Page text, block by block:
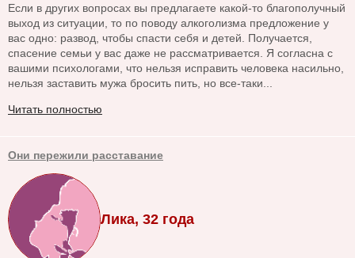
Если в других вопросах вы предлагаете какой-то благополучный
выход из ситуации, то по поводу алкоголизма предложение у
вас одно: развод, чтобы спасти себя и детей. Получается,
спасение семьи у вас даже не рассматривается. Я согласна с
вашими психологами, что нельзя исправить человека насильно,
нельзя заставить мужа бросить пить, но все-таки...
Читать полностью
Они пережили расставание
Лика, 32 года